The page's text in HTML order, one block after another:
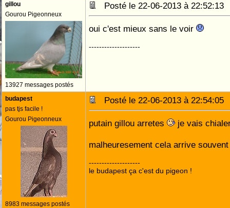
gillou
Gourou Pigeonneux
13927 messages postés
Posté le 22-06-2013 à
oui c'est mieux sans le voir
--------------------
budapest
pas tjs facile !
Gourou Pigeonneux
8983 messages postés
Posté le 22-06-2013 à
putain gillou arretes je vais
malheuresement cela arrive
--------------------
le budapest ça c'est du pigeon !